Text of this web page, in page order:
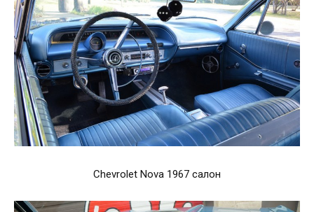
Chevrolet Nova 1967 салон